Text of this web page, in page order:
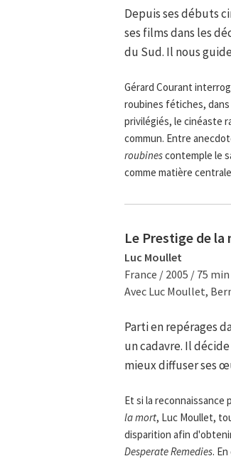
Depuis ses débuts
ses films dans les
du Sud. Il nous
Gérard Courant
roubines fétiches, dans
privilégiés, le cinéaste
commun. Entre
roubinescontemple le
comme matière
Le Prestige de la
Luc Moullet
France / 2005 / 75
Avec Luc Moullet,
Parti en repérages
un cadavre. Il
mieux diffuser ses
Et si la reconnaissance
la mort, Luc Moullet,
disparition afin
Desperate Remedies.